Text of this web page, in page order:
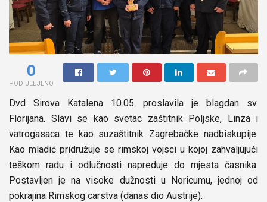
0
PODIJELJENO
Dvd Sirova Katalena 10.05. proslavila je blagdan sv.
Florijana. Slavi se kao svetac zaštitnik Poljske, Linza i
vatrogasaca te kao suzaštitnik Zagrebačke nadbiskupije.
Kao mladić pridružuje se rimskoj vojsci u kojoj zahvaljujući
teškom radu i odlučnosti napreduje do mjesta časnika.
Postavljen je na visoke dužnosti u Noricumu, jednoj od
pokrajina Rimskog carstva (danas dio Austrije).